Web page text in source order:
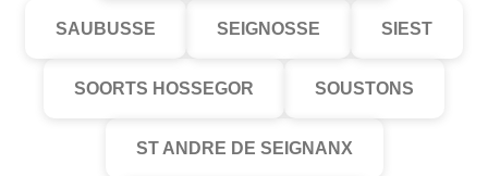
SAUBUSSE SEIGNOSSE SIEST
SOORTS HOSSEGOR SOUSTONS
ST ANDRE DE SEIGNANX